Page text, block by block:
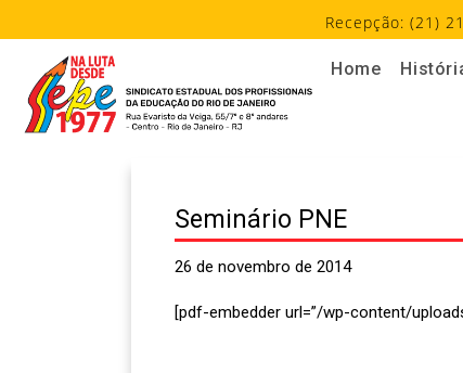
Recepção: (21)
Home
Seminário PNE
26 de novembro de 2014
[pdf-embedder url=”/wp-content/